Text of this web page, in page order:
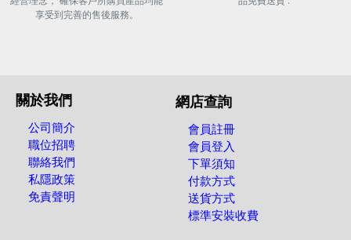
享受到完善的售後服務。
關於我們
公司簡介
職位招聘
聯絡我們
私隱政策
免責聲明
網店查詢
會員註冊
會員登入
下單須知
付款方式
送貨方式
標準安裝收費